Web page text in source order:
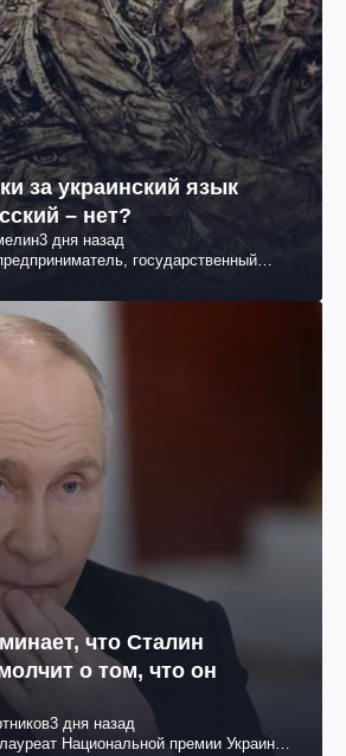
за украинский язык
– нет?
3 дня назад
государственный
что Сталин
о том, что он
3 дня назад
Национальной премии Украины